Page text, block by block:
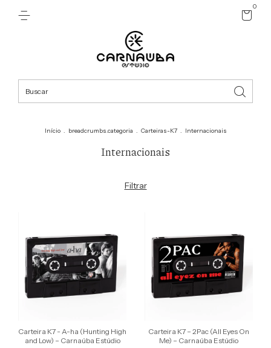
0
Início . breadcrumbs.categoria . Carteiras-K7 . Internacionais
Internacionais
Filtrar
Carteira K7 - A-ha (Hunting High
and Low) – Carnaúba Estúdio
Carteira K7 – 2Pac (All Eyes On
Me) – Carnaúba Estúdio